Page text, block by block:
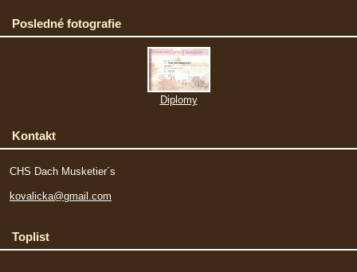
Posledné fotografie
Diplomy
Kontakt
CHS Dach Musketier´s
kovalicka@gmail.com
Toplist